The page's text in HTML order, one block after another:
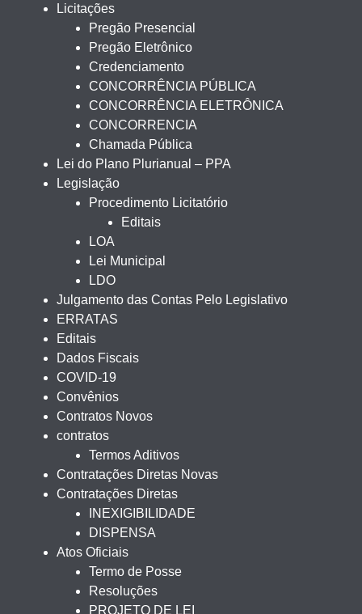
Licitações
Pregão Presencial
Pregão Eletrônico
Credenciamento
CONCORRÊNCIA PÚBLICA
CONCORRÊNCIA ELETRÔNICA
CONCORRENCIA
Chamada Pública
Lei do Plano Plurianual – PPA
Legislação
Procedimento Licitatório
Editais
LOA
Lei Municipal
LDO
Julgamento das Contas Pelo Legislativo
ERRATAS
Editais
Dados Fiscais
COVID-19
Convênios
Contratos Novos
contratos
Termos Aditivos
Contratações Diretas Novas
Contratações Diretas
INEXIGIBILIDADE
DISPENSA
Atos Oficiais
Termo de Posse
Resoluções
PROJETO DE LEI